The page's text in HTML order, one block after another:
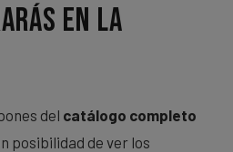
en la
del catálogo completo
posibilidad de ver los